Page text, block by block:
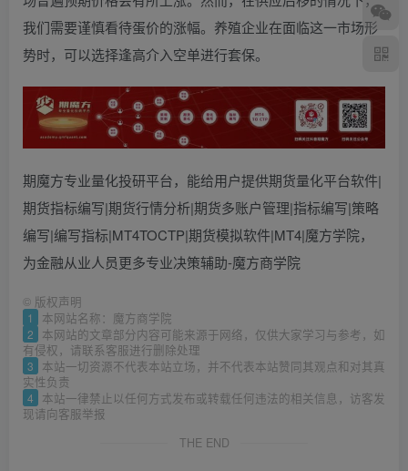
我们需要谨慎看待蛋价的涨幅。养殖企业在面临这一市场形
势时，可以选择逢高介入空单进行套保。
期魔方专业量化投研平台，能给用户提供期货量化平台软件|
期货指标编写|期货行情分析|期货多账户管理|指标编写|策略
编写|编写指标|MT4TOCTP|期货模拟软件|MT4|魔方学院，
为金融从业人员更多专业决策辅助-魔方商学院
© 版权声明
1 本网站名称：魔方商学院
2
本网站的文章部分内容可能来源于网络，仅供大家学习与参考，如
有侵权，请联系客服进行删除处理
3
本站一切资源不代表本站立场，并不代表本站赞同其观点和对其真
实性负责
4
本站一律禁止以任何方式发布或转载任何违法的相关信息，访客发
现请向客服举报
THE END